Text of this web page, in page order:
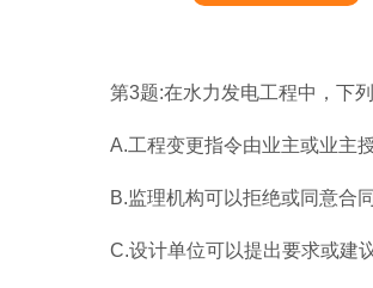
第3题:在水力发电工程中，下
A.工程变更指令由业主或业主
B.监理机构可以拒绝或同意合
C.设计单位可以提出要求或建